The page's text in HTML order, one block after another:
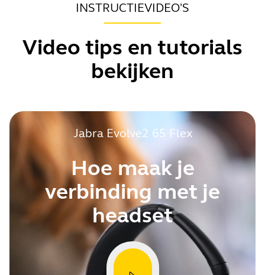
INSTRUCTIEVIDEO'S
Video tips en tutorials
bekijken
Jabra Evolve2 65 Flex
Hoe maak je
verbinding met je
headset